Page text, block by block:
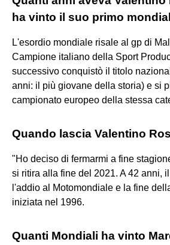
ha vinto il suo primo
L'esordio mondiale risale al gp di
Campione italiano della Sport
successivo conquistò il titolo
anni: il più giovane della storia) e si
campionato europeo della stessa
Quando lascia Valentino
"Ho deciso di fermarmi a fine
si ritira alla fine del 2021. A 42 anni,
l'addio al Motomondiale e la fine
iniziata nel 1996.
Quanti Mondiali ha vinto